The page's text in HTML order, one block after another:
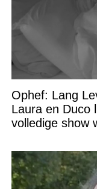
Ophef: Lang
Laura en Duco
volledige show